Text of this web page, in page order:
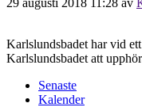
Karlslundsbadet har vid
Karlslundsbadet att
Senaste
Kalender